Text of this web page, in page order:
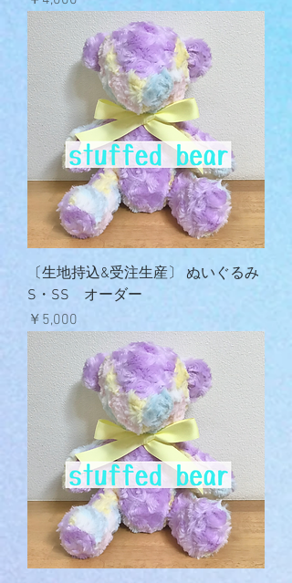
〔生地持込&受注生産〕 ぬいぐるみ
S・SS オーダー
価格
￥5,000